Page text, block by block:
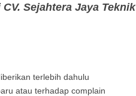
Sejahtera Jaya Teknik
terlebih dahulu
atau terhadap complain